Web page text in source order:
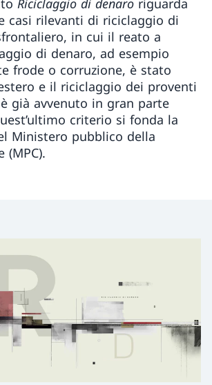
Riciclaggio di denaro riguarda
casi rilevanti di riciclaggio di
in cui il reato a
di denaro, ad esempio
frode o corruzione, è stato
e il riciclaggio dei proventi
già avvenuto in gran parte
criterio si fonda la
Ministero pubblico della
(MPC).